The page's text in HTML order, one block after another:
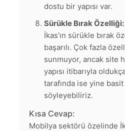
dostu bir yapısı var.
Sürükle Bırak Özelliği:
İkas'ın sürükle bırak
başarılı. Çok fazla
sunmuyor, ancak site
yapısı itibarıyla
tarafında ise yine
söyleyebiliriz.
Kısa Cevap:
Mobilya sektörü özelinde